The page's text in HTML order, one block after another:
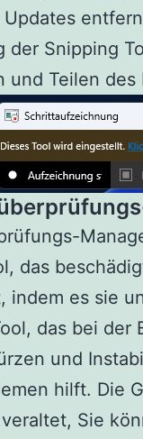
der Snipping
und Teilen des
das
indem es sie
das bei der
und
hilft. Die
Sie